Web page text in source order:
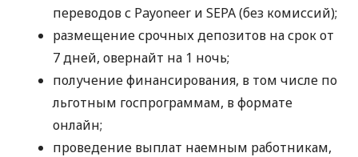
переводов с Payoneer и SEPA (без комиссий);
размещение срочных депозитов на срок от
7 дней, овернайт на 1 ночь;
получение финансирования, в том числе по
льготным госпрограммам, в формате
онлайн;
проведение выплат наемным работникам,